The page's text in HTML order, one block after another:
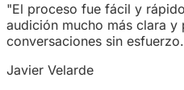
"El proceso fue fácil y
audición mucho más clara y
conversaciones sin
Javier Velarde